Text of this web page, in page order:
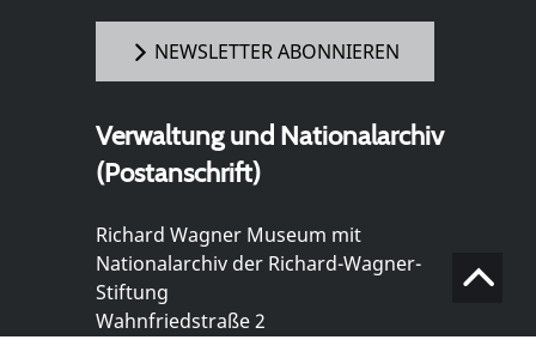
NEWSLETTER ABONNIEREN
Verwaltung und Nationalarchiv
(Postanschrift)
Richard Wagner Museum mit
Nationalarchiv der Richard-Wagner-
Stiftung
Wahnfriedstraße 2